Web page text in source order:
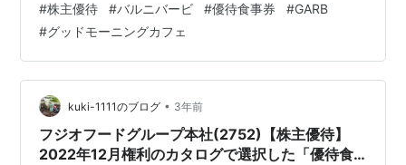
#株主優待 #バルニバービ #優待食事券 #GARB
#グッドモーニングカフェ
kuki-1111のブログ • 3年前
フジオフードグループ本社(2752)【株主優待】
2022年12月権利のカタログで選択した「優待食